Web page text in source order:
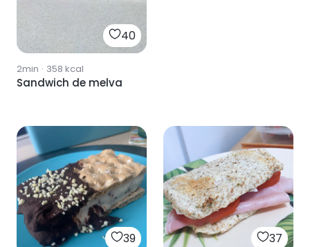
40
2min · 358 kcal
Sandwich de melva
39 37